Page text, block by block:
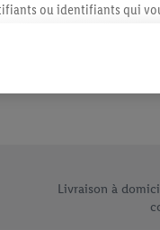
de Lidl.be
Livraison à
ou identifiants qui
(par exemple en plaçant le
affichées sur plusieurs
vous être attribués en
pouvez autoriser
les traitements pour